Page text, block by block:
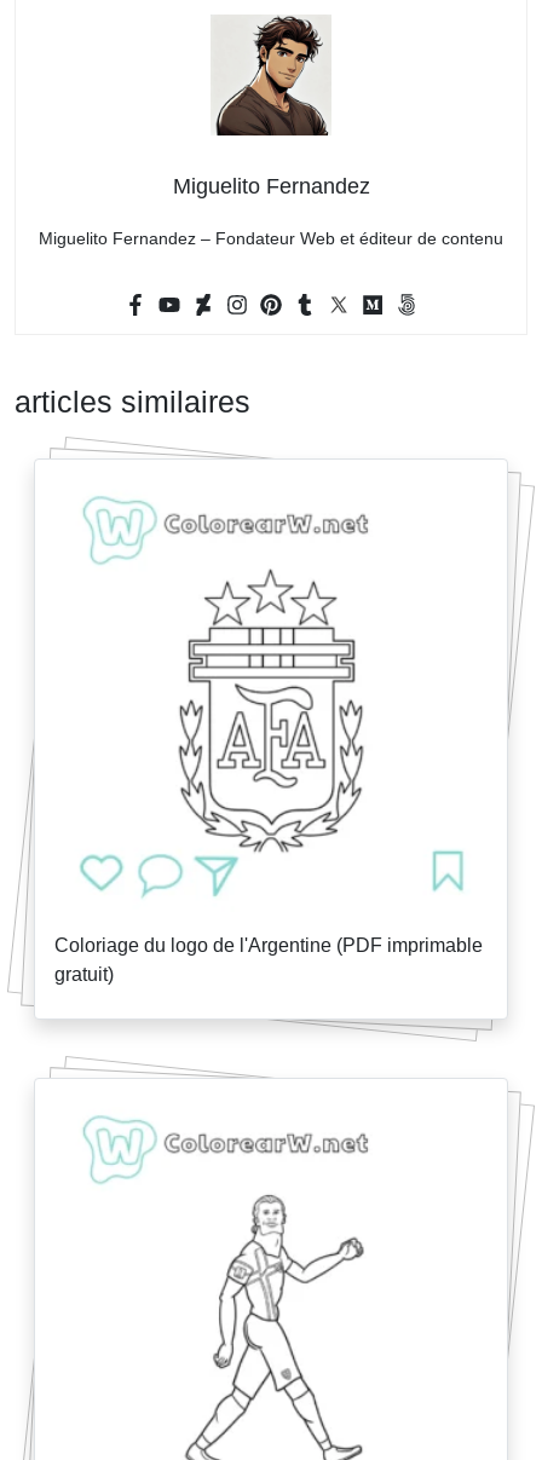
Miguelito Fernandez
Miguelito Fernandez – Fondateur Web et éditeur de contenu
articles similaires
Coloriage du logo de l'Argentine (PDF imprimable
gratuit)